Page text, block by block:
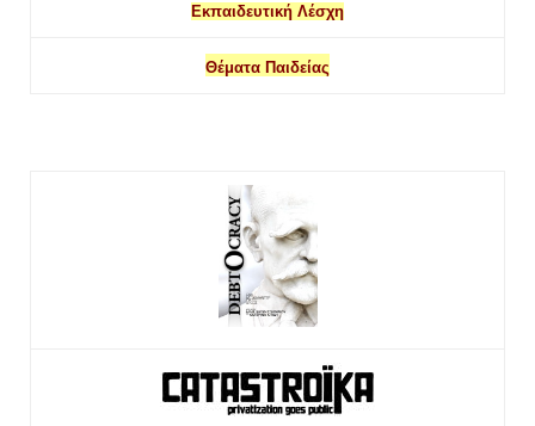
Εκπαιδευτική Λέσχη
Θέματα Παιδείας